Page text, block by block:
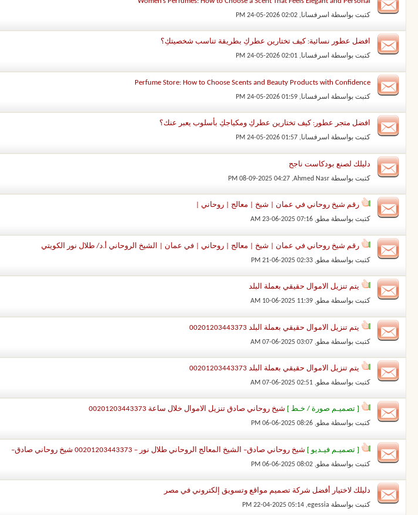
كتبت بواسطة اسرفسانا‏, 24-05-2026 02:02 PM
افضل عطور نسائية: كيف تختارين عطركِ بطريقة تناسب شخصيتكِ؟
كتبت بواسطة اسرفسانا‏, 24-05-2026 02:01 PM
Perfume Store: How to Choose Scents and Beauty Products with Confidence
كتبت بواسطة اسرفسانا‏, 24-05-2026 01:59 PM
افضل متجر عطور: كيف تختارين عطركِ ومكياجكِ بأسلوب يعبر عنك؟
كتبت بواسطة اسرفسانا‏, 24-05-2026 01:57 PM
دليلك لصنع بودكاست ناجح
كتبت بواسطة Ahmed Nasr
‏, 08-09-2025 04:27 PM
رقم شيخ روحاني في عمان | شيخ | معالج | روحاني |
كتبت بواسطة مطو‏, 23-06-2025 07:16 AM
رقم شيخ روحاني في عمان | شيخ | معالج | روحاني | في عمان | الشيخ الروحاني أ.د/ طلال نور الكويتي
كتبت بواسطة مطو‏, 21-06-2025 02:33 PM
يتم تنزيل الاموال حقيقي بعملة البلد
كتبت بواسطة مطو‏, 10-06-2025 11:39 AM
يتم تنزيل الاموال حقيقي بعملة البلد 00201203443373
كتبت بواسطة مطو‏, 07-06-2025 03:07 AM
يتم تنزيل الاموال حقيقي بعملة البلد 00201203443373
كتبت بواسطة مطو‏, 07-06-2025 02:51 AM
[ تصميـم صورة / خـط ] شيخ روحاني صادق تنزيل الاموال خلال ساعة 00201203443373
كتبت بواسطة مطو‏, 06-06-2025 08:26 PM
[ تصميـم فيـديو ] شيخ روحاني صادق– الشيخ المعالج الروحاني طلال نور – 00201203443373 شيخ روحاني صادق–
كتبت بواسطة مطو‏, 06-06-2025 08:02 PM
دليلك لاختيار أفضل شركة تصميم مواقع وتسويق إلكتروني في مصر
كتبت بواسطة egessia
‏, 22-04-2025 05:14 PM